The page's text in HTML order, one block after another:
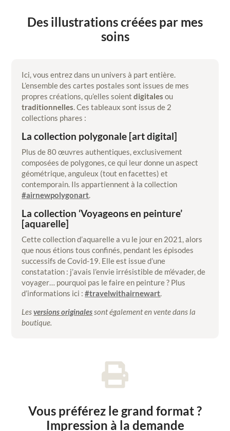
Des illustrations créées par mes
soins
Ici, vous entrez dans un univers à part entière.
L’ensemble des cartes postales sont issues de mes
propres créations, qu’elles soientdigitales ou
traditionnelles. Ces tableaux sont issus de 2
collections phares :
La collection polygonale [art digital]
Plus de 80 œuvres authentiques, exclusivement
composées de polygones, ce qui leur donne un aspect
géométrique, anguleux (tout en facettes) et
contemporain. Ils appartiennent à la collection
#airnewpolygonart.
La collection ‘Voyageons en peinture’
[aquarelle]
Cette collection d’aquarelle a vu le jour en 2021, alors
que nous étions tous confinés, pendant les épisodes
successifs de Covid-19. Elle est issue d’une
constatation : j’avais l’envie irrésistible de m’évader, de
voyager… pourquoi pas le faire en peinture ? Plus
d’informations ici :#travelwithairnewart.
Lesversions originalessont également en vente dans la
boutique.

Vous préférez le grand format ?
Impression à la demande